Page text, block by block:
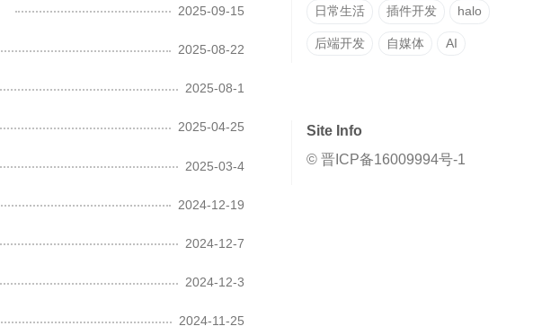
2025-09-15
2025-08-22
2025-08-1
2025-04-25
2025-03-4
2024-12-19
2024-12-7
2024-12-3
2024-11-25
日常生活 插件开发 halo
后端开发 自媒体 AI
Site Info
© 晋ICP备16009994号-1